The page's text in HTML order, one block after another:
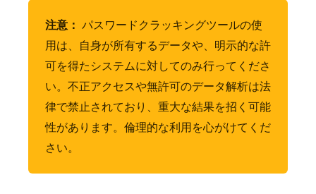
注意： パスワードクラッキングツールの使
用は、自身が所有するデータや、明示的な許
可を得たシステムに対してのみ行ってくださ
い。不正アクセスや無許可のデータ解析は法
律で禁止されており、重大な結果を招く可能
性があります。倫理的な利用を心がけてくだ
さい。